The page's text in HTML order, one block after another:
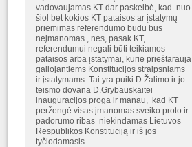
vadovaujamas KT dar paskelbė, kad nuo
šiol bet kokios KT pataisos ar įstatymų
priėmimas referendumo būdu bus
neįmanomas , nes, pasak KT,
referendumui negali būti teikiamos
pataisos arba įstatymai, kurie prieštarauja
galiojantiems Konstitucijos straipsniams
ir įstatymams. Tai yra puiki D.Žalimo ir jo
teismo dovana D.Grybauskaitei
inauguracijos proga ir manau, kad KT
peržengė visas įmanomas sveiko proto ir
padorumo ribas niekindamas Lietuvos
Respublikos Konstituciją ir iš jos
tyčiodamasis.